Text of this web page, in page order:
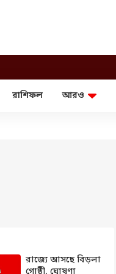
রাশিফল
আরও
মাধ্যমিকের ফল
রাজ্যে আসছে বিড়লা